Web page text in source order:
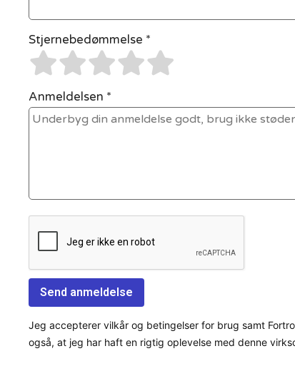
Stjernebedømmelse *
Anmeldelsen *
Jeg accepterer vilkår og betingelser for brug samt
også, at jeg har haft en rigtig oplevelse med denne